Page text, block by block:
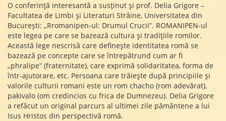
O conferință interesantă a susținut și prof. Delia Grigore –
Facultatea de Limbi și Literaturi Străine, Universitatea din
București: „Rromanipen-ul: Drumul Crucii”. ROMANIPEN-ul
este legea pe care se bazează cultura și tradițiile romilor.
Această lege nescrisă care definește identitatea romă se
bazează pe concepte care se întrepătrund cum ar fi
„phralipe” (fraternitate), care exprimă solidaritatea, forma de
într-ajutorare, etc. Persoana care trăiește după principiile și
valorile culturii romani este un rom chacho (rom adevărat),
pakivalo (om credincios cu frica de Dumnezeu). Delia Grigore
a refăcut un original parcurs al ultimei zile pământene a lui
Isus Hristos din perspectivă romă.